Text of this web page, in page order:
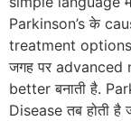
Parkinson’s के
treatment options
जगह पर advanced
better बनाती है.
Disease तब होती